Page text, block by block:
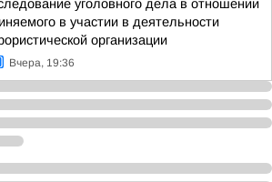
уголовного дела в отношении
в участии в деятельности
организации
Вчера, 19:36